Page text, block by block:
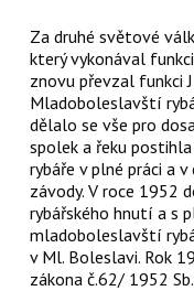
Za druhé světové
který vykonával
znovu převzal funkci
Mladoboleslavští
dělalo se vše pro
spolek a řeku
rybáře v plné práci a
závody. V roce 1952
rybářského hnutí a s
mladoboleslavští
v Ml. Boleslavi. Rok
zákona č.62/ 1952